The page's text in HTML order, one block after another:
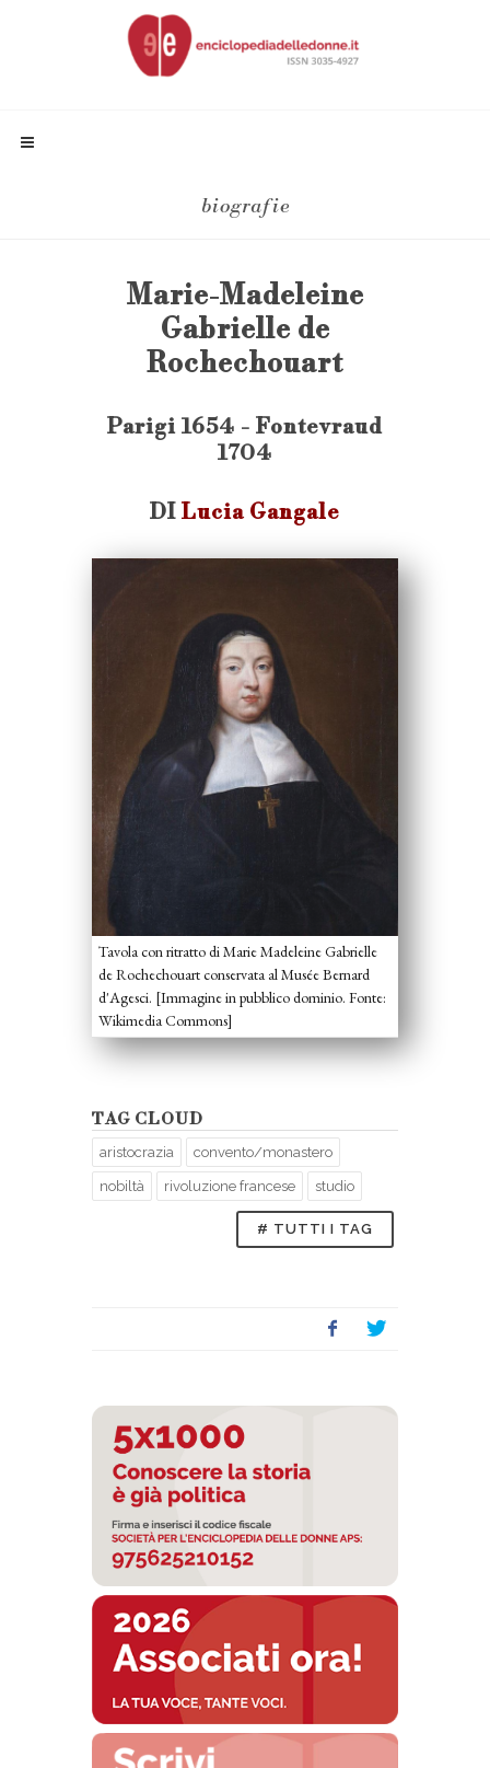
biografie
Marie-Madeleine
Gabrielle de
Rochechouart
Parigi 1654 - Fontevraud
1704
DI Lucia Gangale
Tavola con ritratto di Marie Madeleine Gabrielle
de Rochechouart conservata al Musée Bernard
d'Agesci. [Immagine in pubblico dominio. Fonte:
Wikimedia Commons]
TAG CLOUD
aristocrazia convento/monastero
nobiltà rivoluzione francese studio
# TUTTI I TAG